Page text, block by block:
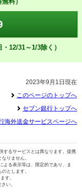
12/31～1/3除く）
2023年9月1日現在
このページのトップへ
セブン銀行トップへ
海外送金サービスページへ
するサービスとは異なります。提携
りません。
る表示等は、限定的であり、ま
とします。
す。
い。